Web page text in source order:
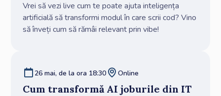
Vrei să vezi live cum te poate ajuta inteligența
artificială să transformi modul în care scrii cod? Vino
să înveți cum să rămâi relevant prin vibe!
26 mai, de la ora 18:30 Online
Cum transformă AI joburile din IT